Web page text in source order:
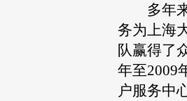
多年来
务为上海
队赢得了
年至2009
户服务中